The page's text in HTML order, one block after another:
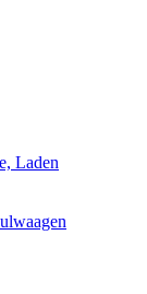
Laden